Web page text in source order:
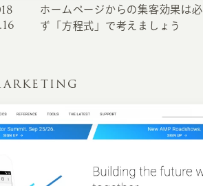
ホームページからの集客効果は必
ず「方程式」で考えましょう